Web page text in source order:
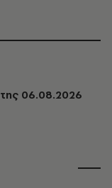
06.08.2026